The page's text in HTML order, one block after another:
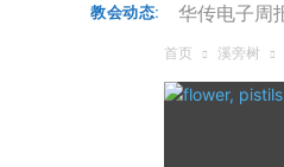
教会动态: 华传电子周
首页 溪旁树